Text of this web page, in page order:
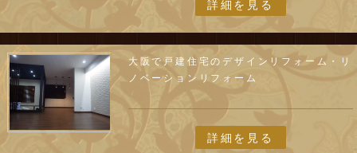
詳細を見る
大阪で戸建住宅のデザインリフォーム・リ
ノベーションリフォーム
詳細を見る